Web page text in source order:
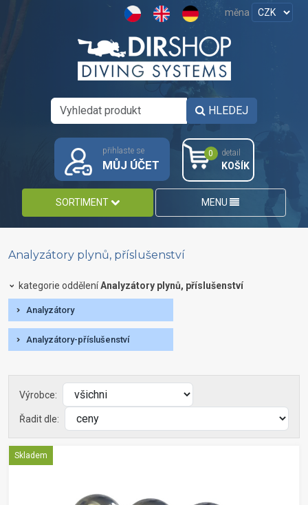
měna
HLEDEJ
přihlaste se
MŮJ ÚČET
0 detail
KOŠÍK
SORTIMENT MENU
Analyzátory plynů, příslušenství
kategorie odděleníAnalyzátory plynů, příslušenství
Analyzátory
Analyzátory-příslušenství
Výrobce:
Řadit dle:
Skladem